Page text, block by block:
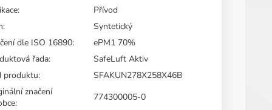
:
Přívod
:
Syntetický
dle ISO 16890:
ePM1 70%
řada:
SafeLuft Aktiv
produktu:
SFAKUN278X258X46B
značení
:
774300005-0